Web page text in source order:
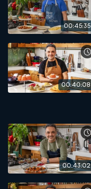
00:45:35
00:40:08
00:43:02